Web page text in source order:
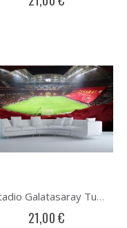
Estadio Galatasaray Turk Telekom Arena
21,00 €